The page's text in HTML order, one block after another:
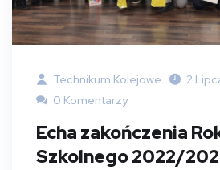
Technikum Kolejowe
2
0 Komentarzy
Echa zakończenia
Szkolnego 2022/